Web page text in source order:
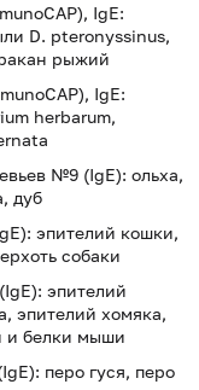
IgE:
D. pteronyssinus,
рыжий
IgE:
herbarum,
№9 (IgE): ольха,
дуб
эпителий кошки,
собаки
эпителий
эпителий хомяка,
и белки мыши
перо гуся, перо